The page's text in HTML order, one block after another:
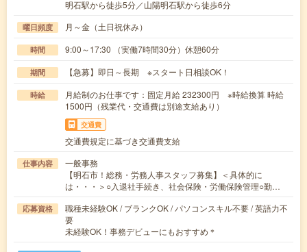
明石駅から徒歩5分／山陽明石駅から徒歩6分
曜日頻度 月～金（土日祝休み）
時間 9:00～17:30 （実働7時間30分）休憩60分
期間 【急募】即日～長期 ※スタート日相談OK！
時給
月給制のお仕事です：固定月給 232300円 ※時給換算 時給
1500円（残業代・交通費は別途支給あり）
交通費
交通費規定に基づき交通費支給
仕事内容
一般事務
【明石市！総務・労務人事スタッフ募集】＜具体的に
は・・・＞○入退社手続き、社会保険・労働保険管理○勤…
応募資格
職種未経験OK / ブランクOK / パソコンスキル不要 / 英語力不
要
未経験OK！事務デビューにもおすすめ＊